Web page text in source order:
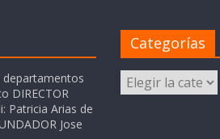
departamentos
DIRECTOR
Patricia Arias de
Jose
Categorías
Categorías